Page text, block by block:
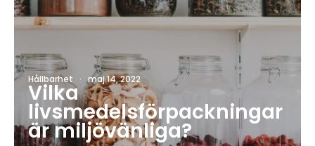
Hållbarhet · maj 14, 2022
Vilka
livsmedelsförpackningar
är miljövänliga?